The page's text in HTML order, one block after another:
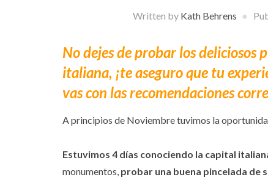
Written by Kath Behrens
No dejes de probar los deliciosos
italiana, ¡te aseguro que tu
vas con las recomendaciones
A principios de Noviembre tuvimos la
Estuvimos 4 días conociendo la capital
monumentos, probar una buena pincelada de